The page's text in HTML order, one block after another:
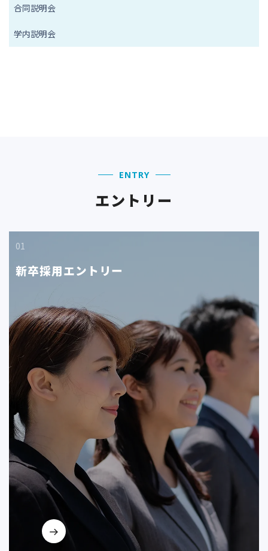
合同説明会
学内説明会
ENTRY
エントリー
01
新卒採用エントリー